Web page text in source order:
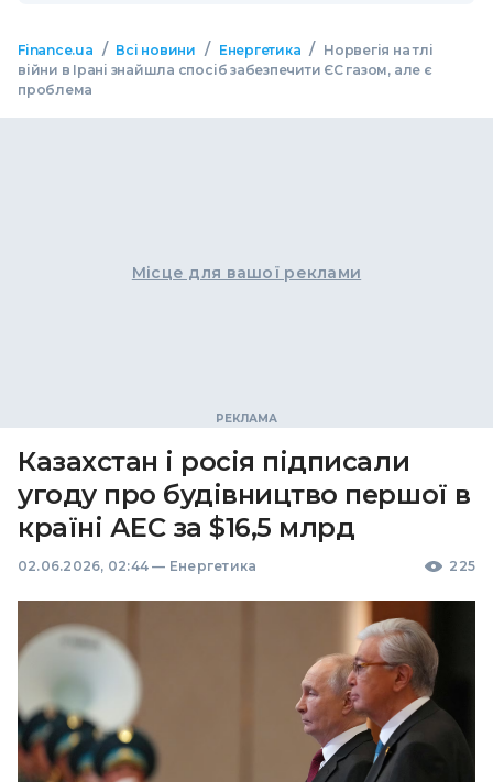
Finance.ua / Всі новини / Енергетика / Норвегія на тлі
війни в Ірані знайшла спосіб забезпечити ЄС газом, але є
проблема
Місце для вашої реклами
Казахстан і росія підписали
угоду про будівництво першої в
країні АЕС за $16,5 млрд
02.06.2026, 02:44 — Енергетика 225